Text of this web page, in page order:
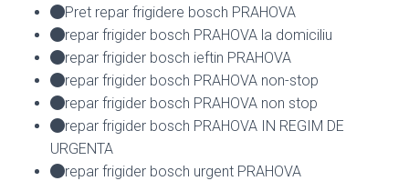
Pret repar frigidere bosch PRAHOVA
repar frigider bosch PRAHOVA la domiciliu
repar frigider bosch ieftin PRAHOVA
repar frigider bosch PRAHOVA non-stop
repar frigider bosch PRAHOVA non stop
repar frigider bosch PRAHOVA IN REGIM DE
URGENTA
repar frigider bosch urgent PRAHOVA